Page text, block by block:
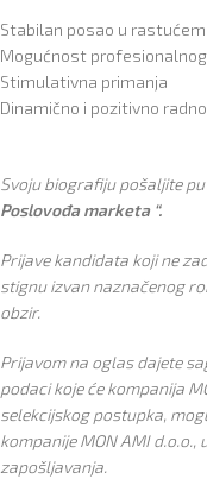
Stabilan posao u
Mogućnost
Stimulativna primanja
Dinamično i pozitivno
Svoju biografiju pošaljite
Poslovođa marketa “.
Prijave kandidata koji ne
stignu izvan naznačenog
obzir.
Prijavom na oglas dajete
podaci koje će kompanija
selekcijskog postupka,
kompanije MON AMI
zapošljavanja.